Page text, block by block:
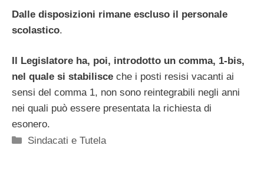
Dalle disposizioni rimane escluso il personale
scolastico.
Il Legislatore ha, poi, introdotto un comma, 1-bis,
nel quale si stabilisce che i posti resisi vacanti ai
sensi del comma 1, non sono reintegrabili negli anni
nei quali può essere presentata la richiesta di
esonero.
Categorie
Sindacati e Tutela